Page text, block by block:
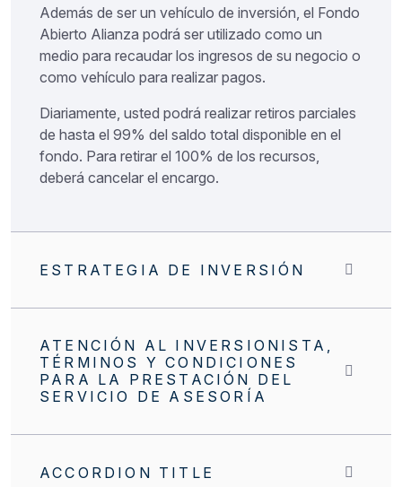
Además de ser un vehículo de inversión, el Fondo
Abierto Alianza podrá ser utilizado como un
medio para recaudar los ingresos de su negocio o
como vehículo para realizar pagos.
Diariamente, usted podrá realizar retiros parciales
de hasta el 99% del saldo total disponible en el
fondo. Para retirar el 100% de los recursos,
deberá cancelar el encargo.
ESTRATEGIA DE INVERSIÓN
ATENCIÓN AL INVERSIONISTA,
TÉRMINOS Y CONDICIONES
PARA LA PRESTACIÓN DEL
SERVICIO DE ASESORÍA
ACCORDION TITLE